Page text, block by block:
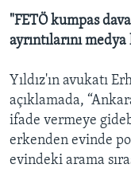
"FETÖ kumpas
ayrıntılarını
Yıldız'ın avukatı
açıklamada,
ifade vermeye
erkenden evinde
evindeki arama